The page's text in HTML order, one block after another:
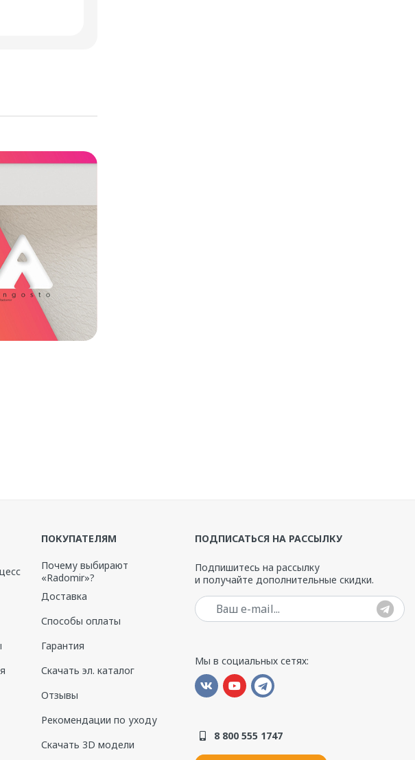
ПОКУПАТЕЛЯМ
Почему выбирают
«Radomir»?
Доставка
Способы оплаты
Гарантия
Скачать эл. каталог
Отзывы
Рекомендации по уходу
Скачать 3D модели
ПОДПИСАТЬСЯ НА РАССЫЛКУ
Подпишитесь на рассылку
и получайте дополнительные скидки.
Ваш e-mail
Мы в социальных сетях:
8 800 555 1747